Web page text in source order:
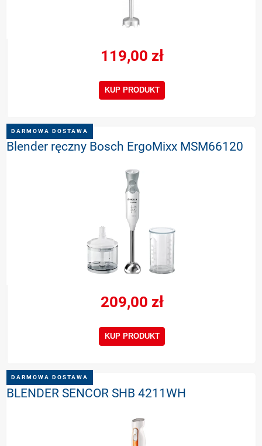
119,00 zł
KUP PRODUKT
Blender ręczny Bosch ErgoMixx MSM66120
209,00 zł
KUP PRODUKT
DARMOWA DOSTAWA
BLENDER SENCOR SHB 4211WH
DARMOWA DOSTAWA